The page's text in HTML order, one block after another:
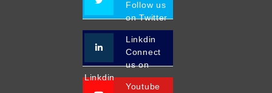
Follow us
on Twitter
Linkdin
Connect
us on
Linkdin
Youtube